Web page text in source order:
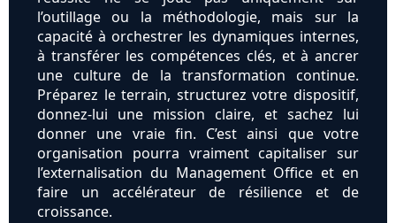
l’outillage ou la méthodologie, mais sur la
capacité à orchestrer les dynamiques internes,
à transférer les compétences clés, et à ancrer
une culture de la transformation continue.
Préparez le terrain, structurez votre dispositif,
donnez-lui une mission claire, et sachez lui
donner une vraie fin. C’est ainsi que votre
organisation pourra vraiment capitaliser sur
l’externalisation du Management Office et en
faire un accélérateur de résilience et de
croissance.